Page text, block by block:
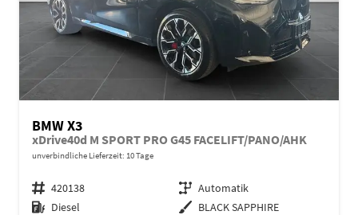
BMW X3
xDrive40d M SPORT PRO G45 FACELIFT/PANO/AHK
unverbindliche Lieferzeit: 10 Tage
Fahrzeugnr. 420138 Getriebe Automatik
Kraftstoff Diesel Außenfarbe BLACK SAPPHIRE